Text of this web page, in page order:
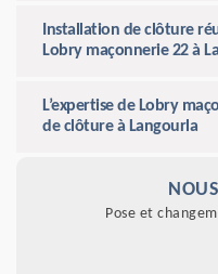
Installation de clôture
Lobry maçonnerie 22 à
L’expertise de Lobry
de clôture à Langourla
Pose et